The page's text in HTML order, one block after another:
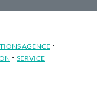
AGENCE ·
· SERVICE